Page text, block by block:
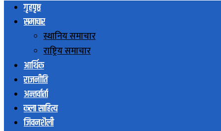
गृहपृष्ठ
समाचार
स्थानिय समाचार
राष्ट्रिय समाचार
आर्थिक
राजनीति
अन्तर्वार्ता
कला साहित्य
जिवनशैली